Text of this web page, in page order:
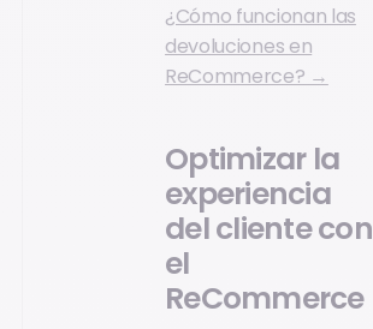
¿Cómo funcionan las
devoluciones en
ReCommerce? →
Optimizar la
experiencia
del cliente con
el
ReCommerce